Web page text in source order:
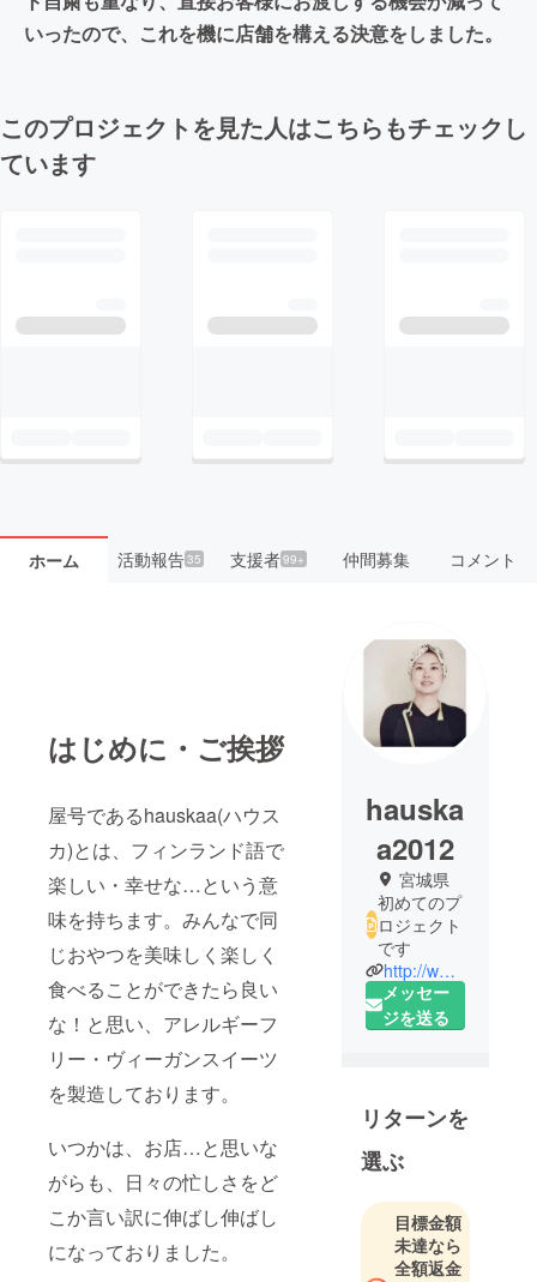
いったので、これを機に店舗を構える決意をしました。
このプロジェクトを見た人はこちらもチェックし
ています
ホーム 活動報告35 支援者99+ 仲間募集 コメント
はじめに・ご挨拶
屋号であるhauskaa(ハウス
カ)とは、フィンランド語で
楽しい・幸せな…という意
味を持ちます。みんなで同
じおやつを美味しく楽しく
食べることができたら良い
な！と思い、アレルギーフ
リー・ヴィーガンスイーツ
を製造しております。
いつかは、お店…と思いな
がらも、日々の忙しさをど
こか言い訳に伸ばし伸ばし
になっておりました。
hauska
a2012
宮城県
初めてのプ
ロジェクト
です
http://www.instagram.com/hauskaa.jp/
メッセー
ジを送る
リターンを
選ぶ
目標金額
未達なら
全額返金